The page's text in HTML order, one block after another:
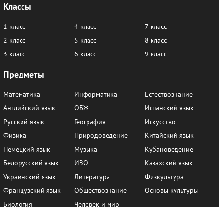
Классы
1 класс
2 класс
3 класс
4 класс
5 класс
6 класс
7 класс
8 класс
9 класс
Предметы
Математика
Английский язык
Русский язык
Физика
Немецкий язык
Белорусский язык
Украинский язык
Французский язык
Биология
Информатика
ОБЖ
География
Природоведение
Музыка
ИЗО
Литература
Обществознание
Человек и мир
Естествознание
Испанский язык
Искусство
Китайский язык
Кубановедение
Казахский язык
Физкультура
Основы культуры